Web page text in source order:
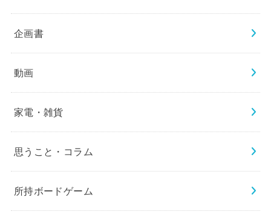
企画書
動画
家電・雑貨
思うこと・コラム
所持ボードゲーム